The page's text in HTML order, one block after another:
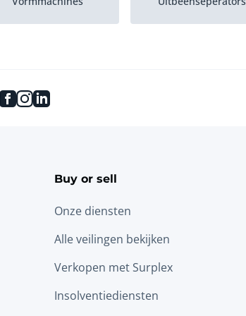
facebook
instagram
linkedin
Buy or sell
Onze diensten
Alle veilingen bekijken
Verkopen met Surplex
Insolventiediensten